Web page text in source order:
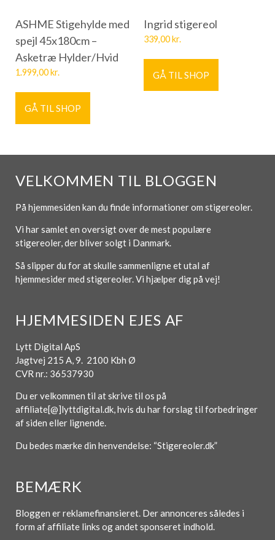
ASHME Stigehylde med
spejl 45x180cm –
Asketræ Hylder/Hvid
1.999,00kr.
GÅ TIL SHOP
Ingrid stigereol
339,00kr.
GÅ TIL SHOP
VELKOMMEN TIL BLOGGEN
På hjemmesiden kan du finde informationer om stigereoler.
Vi har samlet en oversigt over de mest populære
stigereoler, der bliver solgt i Danmark.
Så slipper du for at skulle sammenligne et utal af
hjemmesider med stigereoler. Vi hjælper dig på vej!
HJEMMESIDEN EJES AF
Lytt Digital ApS
Jagtvej 215 A, 9. 2100 Kbh Ø
CVR nr.: 36537930
Du er velkommen til at skrive til os på
affiliate[@]lyttdigital.dk, hvis du har forslag til forbedringer
af siden eller lignende.
Du bedes mærke din henvendelse: “Stigereoler.dk”
BEMÆRK
Bloggen er reklamefinansieret. Der annonceres således i
form af affiliate links og andet sponseret indhold.